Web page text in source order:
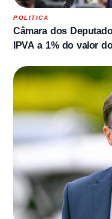
POLITICA
Câmara dos
IPVA a 1% do valor